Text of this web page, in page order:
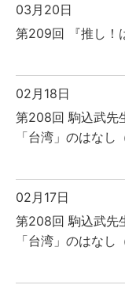
03月20日
第209回 『推し！
02月18日
第208回 駒込武先
「台湾」のはなし
02月17日
第208回 駒込武先
「台湾」のはなし